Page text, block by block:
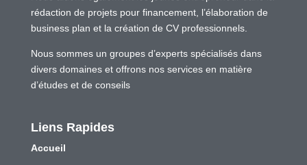
rédaction de projets pour financement, l’élaboration de
business plan et la création de CV professionnels.
Nous sommes un groupes d’experts spécialisés dans
divers domaines et offrons nos services en matière
d’études et de conseils
Liens Rapides
Accueil